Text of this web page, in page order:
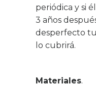
periódica y si
3 años
desperfecto
lo cubrirá.
Materiales.